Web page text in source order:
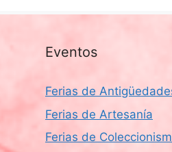
Eventos
Ferias de
Ferias de Artesanía
Ferias de